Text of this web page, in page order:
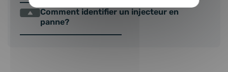
Comment identifier un injecteur en
panne?